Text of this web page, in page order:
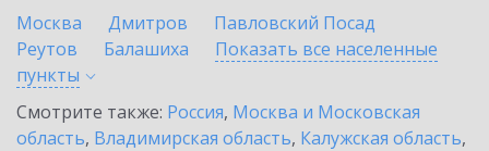
Москва
Дмитров
Павловский Посад
Реутов
Балашиха
Показать все населенные
пункты
Смотрите также: Россия, Москва и Московская
область, Владимирская область, Калужская область,